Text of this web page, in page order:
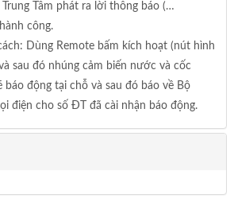
Tâm phát ra lời thông báo (…
công.
Dùng Remote bấm kích hoạt (nút hình
sau đó nhúng cảm biến nước và cốc
báo động tại chỗ và sau đó báo về Bộ
điện cho số ĐT đã cài nhận báo động.